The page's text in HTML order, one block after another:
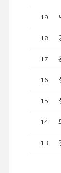
19
18
17
16
15
14
13